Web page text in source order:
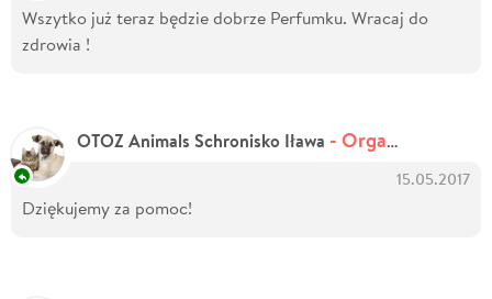
Wszytko już teraz będzie dobrze Perfumku. Wracaj do
zdrowia !
OTOZ Animals Schronisko Iława - Organizator zbiórki
15.05.2017
Dziękujemy za pomoc!